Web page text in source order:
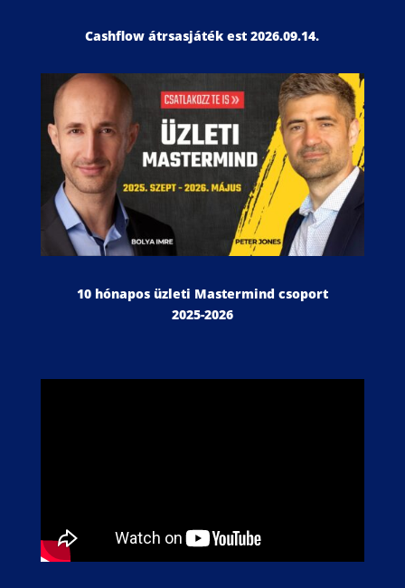
Cashflow átrsasjáték est 2026.09.14.
10 hónapos üzleti Mastermind csoport
2025-2026